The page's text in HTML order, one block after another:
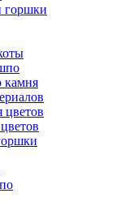
горшки
камня
цветов